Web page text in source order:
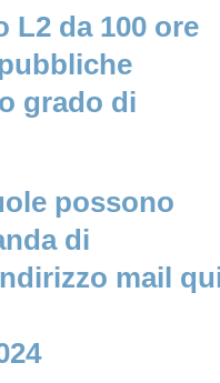
L2 da 100 ore
grado di
possono
di
mail